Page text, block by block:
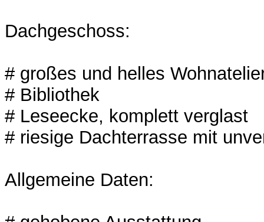
Dachgeschoss:
# großes und helles
# Bibliothek
# Leseecke, komplett verglast
# riesige Dachterrasse mit
Allgemeine Daten: